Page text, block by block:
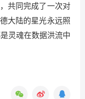
共同完成了一次对
大陆的星光永远照
灵魂在数据洪流中